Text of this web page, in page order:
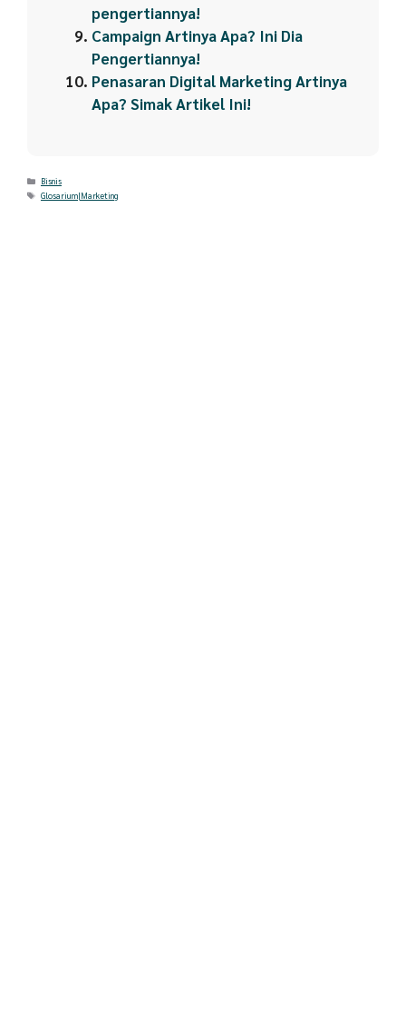
pengertiannya!
Campaign Artinya Apa? Ini Dia
Pengertiannya!
Penasaran Digital Marketing Artinya
Apa? Simak Artikel Ini!
Categories
Bisnis
Tags
Glosarium|Marketing